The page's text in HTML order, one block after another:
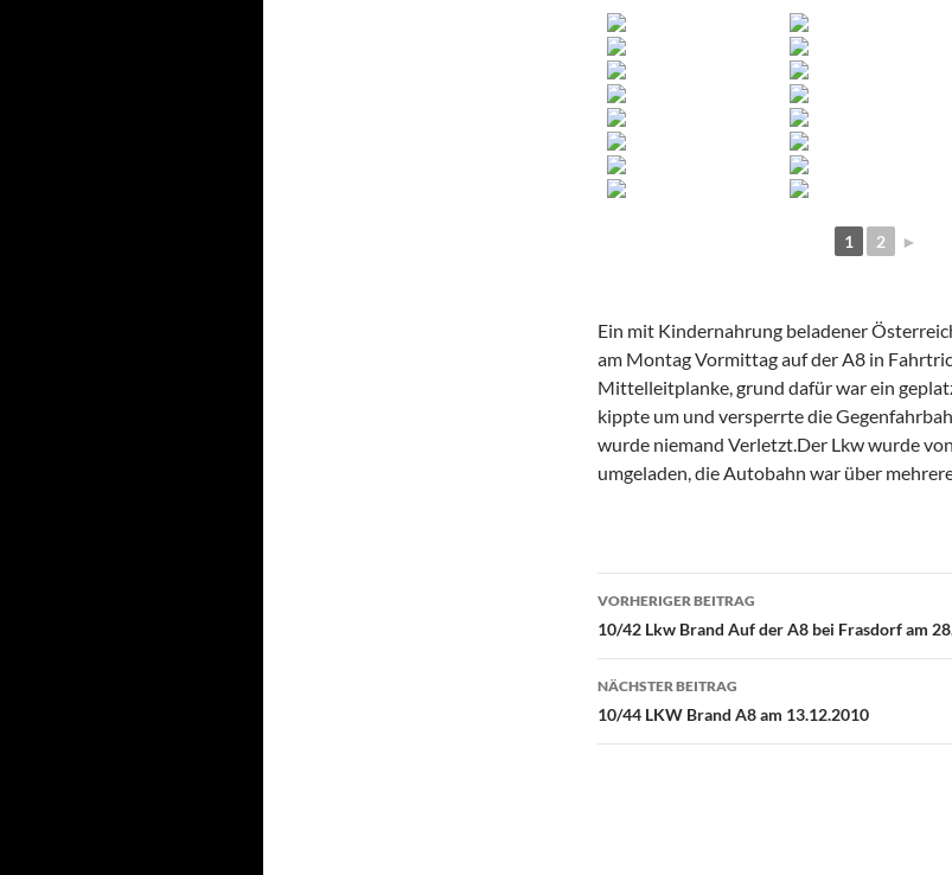
1 2 ►
Ein mit Kindernahrung beladener
am Montag Vormittag auf der A8 in
Mittelleitplanke, grund dafür war ein
kippte um und versperrte die
wurde niemand Verletzt.Der Lkw wurde
umgeladen, die Autobahn war über
Beitragsnavigation
VORHERIGER BEITRAG
10/42 Lkw Brand Auf der A8 bei Frasdorf am
NÄCHSTER BEITRAG
10/44 LKW Brand A8 am 13.12.2010